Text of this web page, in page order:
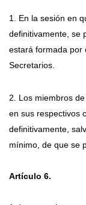
1. En la sesión en
definitivamente, se
estará formada por
Secretarios.
2. Los miembros
en sus respectivos
definitivamente,
mínimo, de que se
Artículo 6.